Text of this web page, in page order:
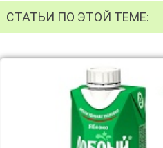
СТАТЬИ ПО ЭТОЙ ТЕМЕ: